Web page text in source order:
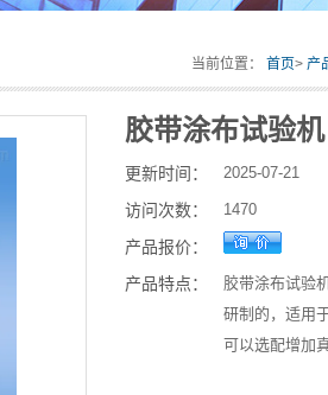
当前位置： 首页> 产
胶带涂布试验机
更新时间： 2025-07-21
访问次数： 1470
产品报价：
产品特点：
胶带涂布试验
研制的，适用
可以选配增加